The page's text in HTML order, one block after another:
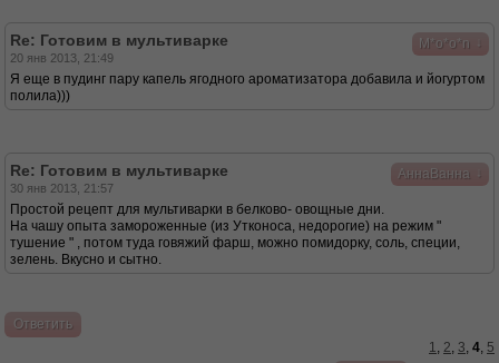
M*o*o*n
Re: Готовим в мультиварке
20 янв 2013, 21:49
Я еще в пудинг пару капель ягодного ароматизатора добавила и йогуртом
полила)))
АннаВанна
Re: Готовим в мультиварке
30 янв 2013, 21:57
Простой рецепт для мультиварки в белково- овощные дни.
На чашу опыта замороженные (из Утконоса, недорогие) на режим "
тушение " , потом туда говяжий фарш, можно помидорку, соль, специи,
зелень. Вкусно и сытно.
Ответить
1, 2, 3, 4, 5